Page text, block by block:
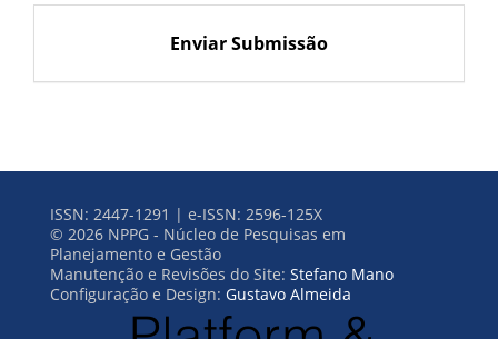
Enviar Submissão
ISSN: 2447-1291 | e-ISSN: 2596-125X
© 2026 NPPG - Núcleo de Pesquisas em
Planejamento e Gestão
Manutenção e Revisões do Site: Stefano Mano
Configuração e Design: Gustavo Almeida